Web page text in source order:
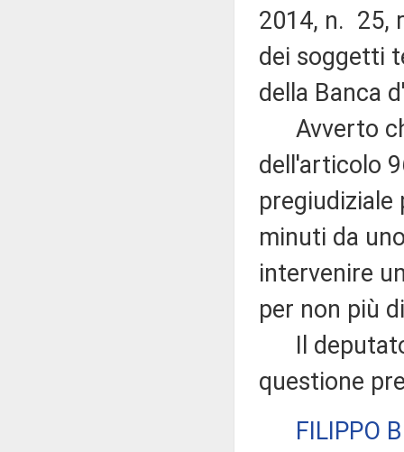
2014, n. 25,
dei soggetti
della Banca
Avverto
dell'articolo
pregiudiziale
minuti da
intervenire
per non più
Il deputato
questione
FILIPPO